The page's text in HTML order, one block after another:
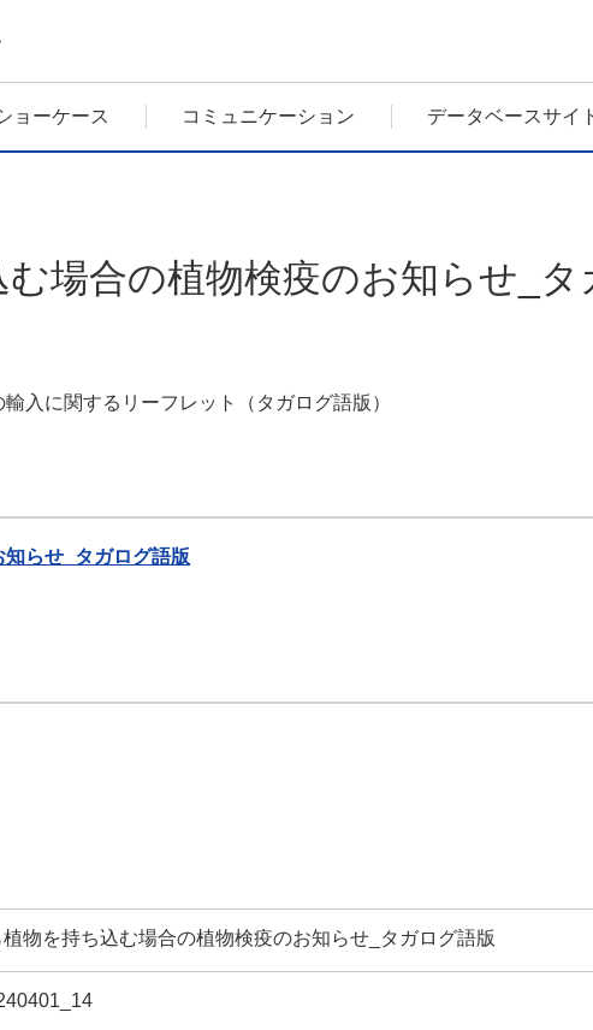
ョーケース コミュニケーション データベースサイ
場合の植物検疫のお知らせ_タ
入に関するリーフレット（タガログ語版）
らせ_タガログ語版
物を持ち込む場合の植物検疫のお知らせ_タガログ語版